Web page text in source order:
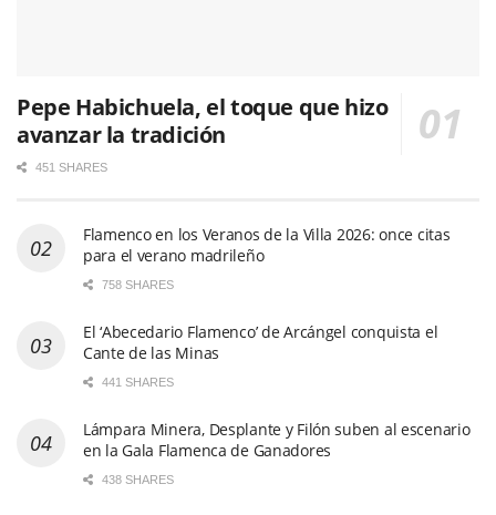
Pepe Habichuela, el toque que hizo
avanzar la tradición
451 SHARES
Flamenco en los Veranos de la Villa 2026: once citas
para el verano madrileño
758 SHARES
El ‘Abecedario Flamenco’ de Arcángel conquista el
Cante de las Minas
441 SHARES
Lámpara Minera, Desplante y Filón suben al escenario
en la Gala Flamenca de Ganadores
438 SHARES